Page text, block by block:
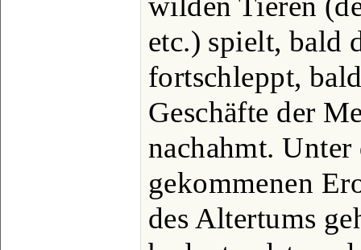
etc.) spielt, bald
fortschleppt,
Geschäfte der
nachahmt.
gekommenen
des Altertums